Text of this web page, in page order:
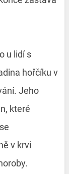
u lidí s
hořčíku v
Jeho
které
v krvi